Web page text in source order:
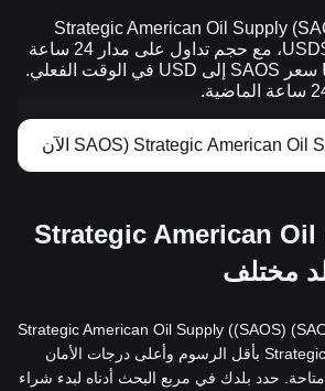
السعر المُباشر لـ (SAOS) Strategic American Oil Supply
لليوم يبلغ 0.{​4}1200$USD، مع حجم تداول على مدار 24 ساعة
0.00$USD. لقد حدثنا سعر SAOS إلى USD في الوقت الفعلي.
اشترِ (SAOS) Strategic American Oil
يمكنك بسهولة شراء (SAOS) Strategic American Oil Supply ((SAOS)
Strategic American Oil Supply) بأقل الرسوم وأعلى درجات الأمان
أينما كانت منصة Bitget متاحة. حدد بلدك في مربع البحث أدناه لبدء شراء